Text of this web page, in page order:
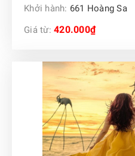
Khởi hành: 661 Hoàng Sa
Giá từ: 420.000₫